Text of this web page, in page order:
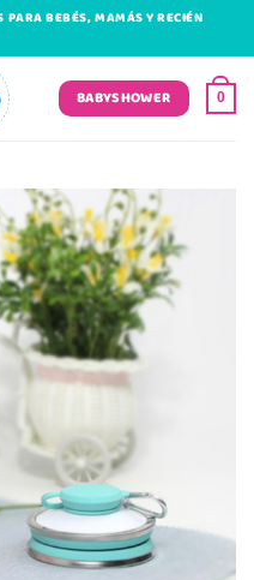
BEBÉS, MAMÁS Y RECIÉN
BABYSHOWER 0